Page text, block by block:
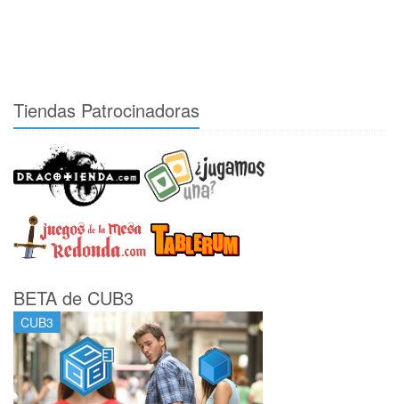
Tiendas Patrocinadoras
BETA de CUB3
CUB3